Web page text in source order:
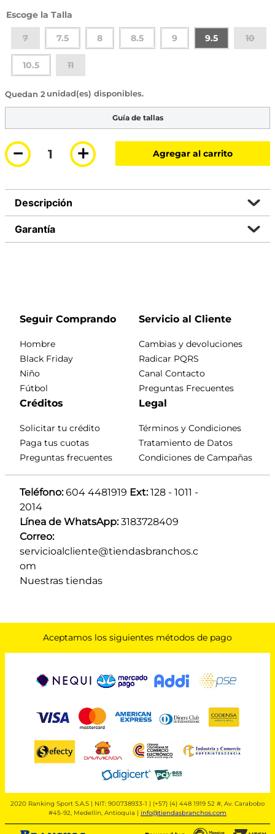
Talla
7 7.5 8 8.5 9 9.5 10
10.5 11
2 disponibles
Guía de tallas
＋
－ Agregar al carrito
Descripción
Garantía
Seguir Comprando
Hombre
Black Friday
Niño
Fútbol
Servicio al Cliente
Cambias y devoluciones
Radicar PQRS
Canal Contacto
Preguntas Frecuentes
Créditos
Solicitar tu crédito
Paga tus cuotas
Preguntas frecuentes
Legal
Términos y Condiciones
Tratamiento de Datos
Condiciones de Campañas
Teléfono: 604 4481919 Ext: 128 - 1011 -
2014
Línea de WhatsApp: 3183728409
Correo:
servicioalcliente@tiendasbranchos.c
om
Nuestras tiendas
Aceptamos los siguientes métodos de pago
2020 Ranking Sport S.A.S | NIT: 900738933-1 | (+57) (4) 448 1919 52 #, Av. Carabobo
#45-92, Medellín, Antioquia | info@tiendasbranchos.com